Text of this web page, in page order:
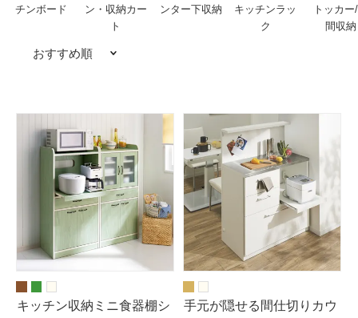
チンボード
ン・収納カー
ト
ンター下収納
キッチンラッ
ク
トッカー
間収納
おすすめ順
キッチン収納ミニ食器棚シ
手元が隠せる間仕切りカウ